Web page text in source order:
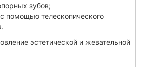
зубов;
помощью телескопического
эстетической и жевательной